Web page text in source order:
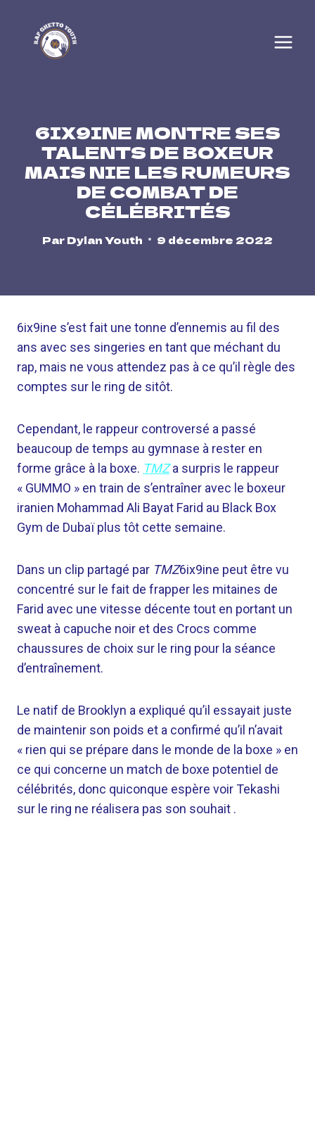
content
6IX9INE MONTRE SES
TALENTS DE BOXEUR
MAIS NIE LES RUMEURS
DE COMBAT DE
CÉLÉBRITÉS
ParDylan Youth 9 décembre 2022
6ix9ine s’est fait une tonne d’ennemis au fil des
ans avec ses singeries en tant que méchant du
rap, mais ne vous attendez pas à ce qu’il règle des
comptes sur le ring de sitôt.
Cependant, le rappeur controversé a passé
beaucoup de temps au gymnase à rester en
forme grâce à la boxe. TMZa surpris le rappeur
« GUMMO » en train de s’entraîner avec le boxeur
iranien Mohammad Ali Bayat Farid au Black Box
Gym de Dubaï plus tôt cette semaine.
Dans un clip partagé par TMZ6ix9ine peut être vu
concentré sur le fait de frapper les mitaines de
Farid avec une vitesse décente tout en portant un
sweat à capuche noir et des Crocs comme
chaussures de choix sur le ring pour la séance
d’entraînement.
Le natif de Brooklyn a expliqué qu’il essayait juste
de maintenir son poids et a confirmé qu’il n’avait
« rien qui se prépare dans le monde de la boxe » en
ce qui concerne un match de boxe potentiel de
célébrités, donc quiconque espère voir Tekashi
sur le ring ne réalisera pas son souhait .